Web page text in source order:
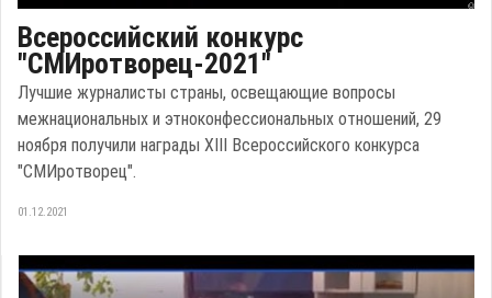
Всероссийский конкурс
"СМИротворец-2021"
Лучшие журналисты страны, освещающие вопросы
межнациональных и этноконфессиональных отношений, 29
ноября получили награды XIII Всероссийского конкурса
"СМИротворец".
01.12.2021